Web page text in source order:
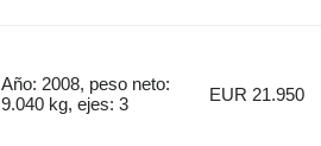
Año: 2008, peso neto:
9.040 kg, ejes: 3
EUR 21.950